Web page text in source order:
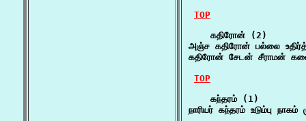
TOP
    கதிரோன் (2)
அஞ்ச கதிரோன் பல்லை
கதிரோன் சேடன் சீராமன்
TOP
    கந்தரம் (1)
நாரியர் கந்தரம் உடும்பு